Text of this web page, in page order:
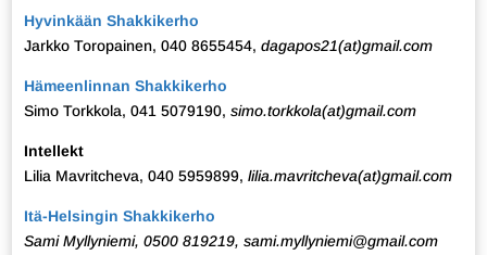
Hyvinkään Shakkikerho
Jarkko Toropainen, 040 8655454, dagapos21(at)gmail.com
Hämeenlinnan Shakkikerho
Simo Torkkola, 041 5079190, simo.torkkola(at)gmail.com
Intellekt
Lilia Mavritcheva, 040 5959899, lilia.mavritcheva(at)gmail.com
Itä-Helsingin Shakkikerho
Sami Myllyniemi, 0500 819219, sami.myllyniemi@gmail.com